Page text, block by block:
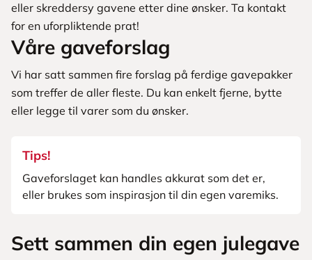
eller skreddersy gavene etter dine ønsker. Ta kontakt
for en uforpliktende prat!
Våre gaveforslag
Vi har satt sammen fire forslag på ferdige gavepakker
som treffer de aller fleste. Du kan enkelt fjerne, bytte
eller legge til varer som du ønsker.
Tips!
Gaveforslaget kan handles akkurat som det er,
eller brukes som inspirasjon til din egen varemiks.
Sett sammen din egen julegave